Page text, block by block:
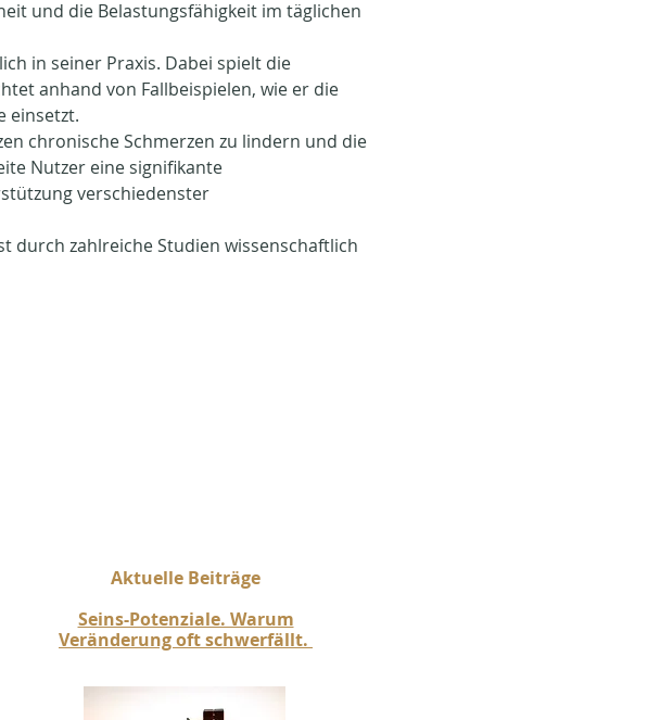
und die Belastungsfähigkeit im täglichen
in seiner Praxis. Dabei spielt die
anhand von Fallbeispielen, wie er die
einsetzt.
chronische Schmerzen zu lindern und die
Nutzer eine signifikante
verschiedenster
durch zahlreiche Studien wissenschaftlich
Aktuelle Beiträge​
Seins-Potenziale. Warum
Veränderung oft schwerfällt.